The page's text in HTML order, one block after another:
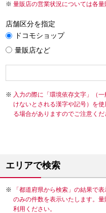
量販店の営業状況については各量
店舗区分を指定
ドコモショップ
量販店など
入力の際に「環境依存文字」（
けないとされる漢字や記号）を
る場合がありますのでご注意くだ
エリアで検索
「都道府県から検索」の結果で
のみの件数を表示いたします。
利用ください。